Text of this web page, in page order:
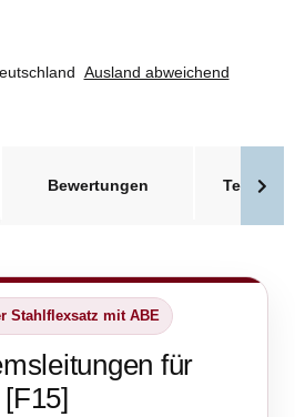
Ausland abweichend
Bewertungen
Stahlflexsatz mit ABE
für